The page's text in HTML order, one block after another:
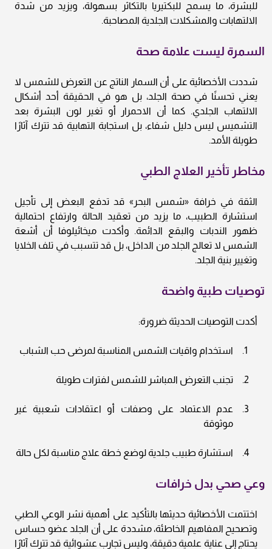
للبشرة، ما يسمح للبكتيريا بالتكاثر بسهولة، ويزيد من شدة
الالتهابات والمشكلات الجلدية المصاحبة.
السمرة ليست علامة صحة
شددت الأخصائية على أن السمار الناتج عن التعرض للشمس لا
يعني تحسنًا في صحة الجلد، بل هو في الحقيقة أحد أشكال
الالتهاب الجلدي. كما أن الاحمرار أو تغير لون البشرة بعد
التشميس ليس دليل شفاء، بل استجابة التهابية قد تترك آثارًا
طويلة الأمد.
مخاطر تأخير العلاج الطبي
الثقة في خرافة «شمس البحر» قد تدفع البعض إلى تأجيل
استشارة الطبيب، ما يزيد من تعقيد الحالة وارتفاع احتمالية
ظهور الندبات والبقع الدائمة. وأكدت ميخائيلوفا أن أشعة
الشمس لا تعالج الجلد من الداخل، بل قد تتسبب في تلف الخلايا
وتغيير بنية الجلد.
توصيات طبية واضحة
أكدت التوصيات الحديثة ضرورة:
استخدام واقيات الشمس المناسبة لمرضى حب الشباب
تجنب التعرض المباشر للشمس لفترات طويلة
عدم الاعتماد على وصفات أو اعتقادات شعبية غير
موثوقة
استشارة طبيب جلدية لوضع خطة علاج مناسبة لكل حالة
وعي صحي بدل خرافات
اختتمت الأخصائية حديثها بالتأكيد على أهمية نشر الوعي الطبي
وتصحيح المفاهيم الخاطئة، مشددة على أن الجلد عضو حساس
يحتاج إلى عناية علمية دقيقة، وليس تجارب عشوائية قد تترك آثارًا